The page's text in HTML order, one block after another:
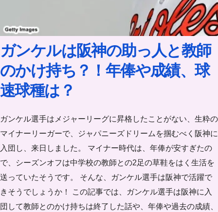
ガンケルは阪神の助っ人と教師
のかけ持ち？！年俸や成績、球
速球種は？
ガンケル選手はメジャーリーグに昇格したことがない、生粋の
マイナーリーガーで、ジャパニーズドリームを掴むべく阪神に
入団し、来日しました。 マイナー時代は、年俸が安すぎたの
で、シーズンオフは中学校の教師との2足の草鞋をはく生活を
送っていたそうです。 そんな、ガンケル選手は阪神で活躍で
きそうでしょうか！ この記事では、ガンケル選手は阪神に入
団して教師とのかけ持ちは終了した話や、年俸や過去の成績、